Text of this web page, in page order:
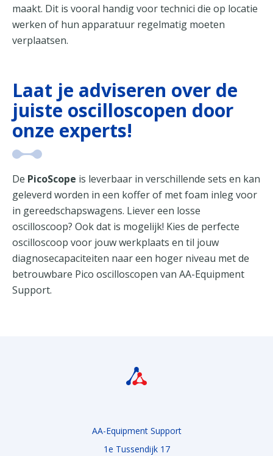
maakt. Dit is vooral handig voor technici die op locatie
werken of hun apparatuur regelmatig moeten
verplaatsen.
Laat je adviseren over de
juiste oscilloscopen door
onze experts!
De PicoScope is leverbaar in verschillende sets en kan
geleverd worden in een koffer of met foam inleg voor
in gereedschapswagens. Liever een losse
oscilloscoop? Ook dat is mogelijk! Kies de perfecte
oscilloscoop voor jouw werkplaats en til jouw
diagnosecapaciteiten naar een hoger niveau met de
betrouwbare Pico oscilloscopen van AA-Equipment
Support.
AA-Equipment Support
1e Tussendijk 17